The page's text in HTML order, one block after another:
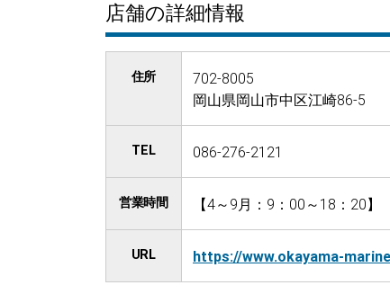
店舗の詳細情報
住所
702-8005
岡山県岡山市中区江崎86-5
TEL 086-276-2121
営業時間 【4～9月：9：00～18：20
URL https://www.okayama-